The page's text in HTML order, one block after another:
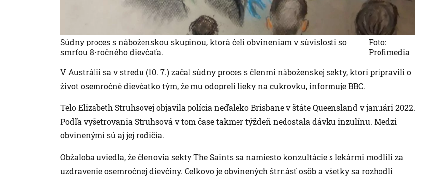
Súdny proces s náboženskou skupinou, ktorá čelí obvineniam v súvislosti so
smrťou 8-ročného dievčaťa.
Foto:
Profimedia
V Austrálii sa v stredu (10. 7.) začal súdny proces s členmi náboženskej sekty, ktorí pripravili o
život osemročné dievčatko tým, že mu odopreli lieky na cukrovku, informuje BBC.
Telo Elizabeth Struhsovej objavila polícia neďaleko Brisbane v štáte Queensland v januári 2022.
Podľa vyšetrovania Struhsová v tom čase takmer týždeň nedostala dávku inzulínu. Medzi
obvinenými sú aj jej rodičia.
Obžaloba uviedla, že členovia sekty The Saints sa namiesto konzultácie s lekármi modlili za
uzdravenie osemročnej dievčiny. Celkovo je obvinených štrnásť osôb a všetky sa rozhodli